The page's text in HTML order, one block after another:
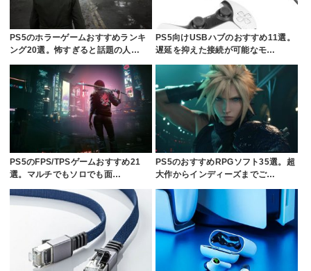
PS5のホラーゲームおすすめランキ
ング20選。怖すぎると話題の人…
PS5向けUSBハブのおすすめ11選。
遅延を抑えた接続が可能なモ…
PS5のFPS/TPSゲームおすすめ21
選。マルチでもソロでも面…
PS5のおすすめRPGソフト35選。超
大作からインディーズまでご…